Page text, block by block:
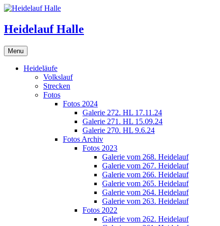
Skip
content
Heidelauf Halle
Menu
Heideläufe
Volkslauf
Strecken
Fotos
Fotos 2024
Galerie 272. HL 17.11.24
Galerie 271. HL 15.09.24
Galerie 270. HL 9.6.24
Fotos Archiv
Fotos 2023
Galerie vom 268. Heidelauf
Galerie vom 267. Heidelauf
Galerie vom 266. Heidelauf
Galerie vom 265. Heidelauf
Galerie vom 264. Heidelauf
Galerie vom 263. Heidelauf
Fotos 2022
Galerie vom 262. Heidelauf